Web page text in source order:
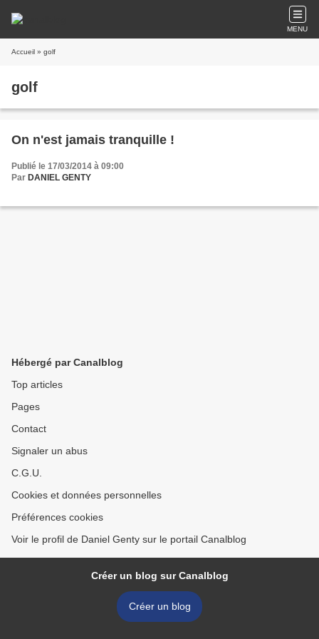
MENU
Accueil » golf
golf
On n'est jamais tranquille !
Publié le 17/03/2014 à 09:00
Par DANIEL GENTY
Hébergé par Canalblog
Top articles
Pages
Contact
Signaler un abus
C.G.U.
Cookies et données personnelles
Préférences cookies
Voir le profil de Daniel Genty sur le portail Canalblog
Créer un blog sur Canalblog
Créer un blog